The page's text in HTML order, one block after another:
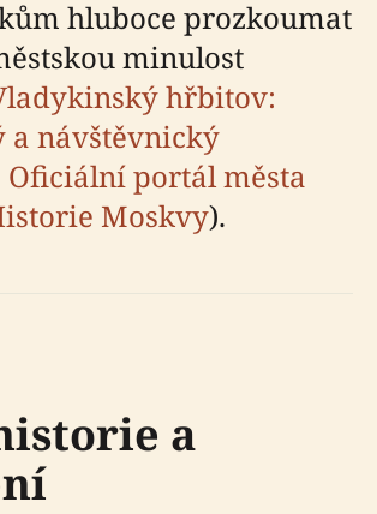
hluboce prozkoumat
minulost
hřbitov:
a návštěvnický
Oficiální portál města
Moskvy).
a